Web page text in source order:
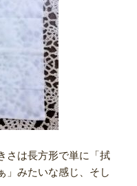
さは長方形で単に「拭
」みたいな感じ、そし